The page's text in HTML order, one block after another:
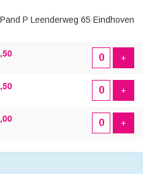
P Leenderweg 65 Eindhoven
+
+
+